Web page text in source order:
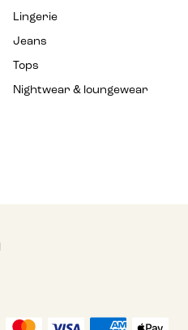
Lingerie
Jeans
Tops
Nightwear & loungewear